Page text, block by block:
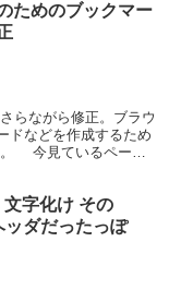
ためのブックマー
らながら修正。ブラウ
ドなどを作成するため
。 今見ているページ
字化け その
ダだったっぽ